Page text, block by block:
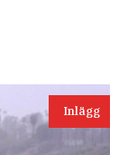
Inlägg